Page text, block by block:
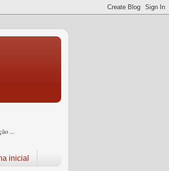
...
inicial